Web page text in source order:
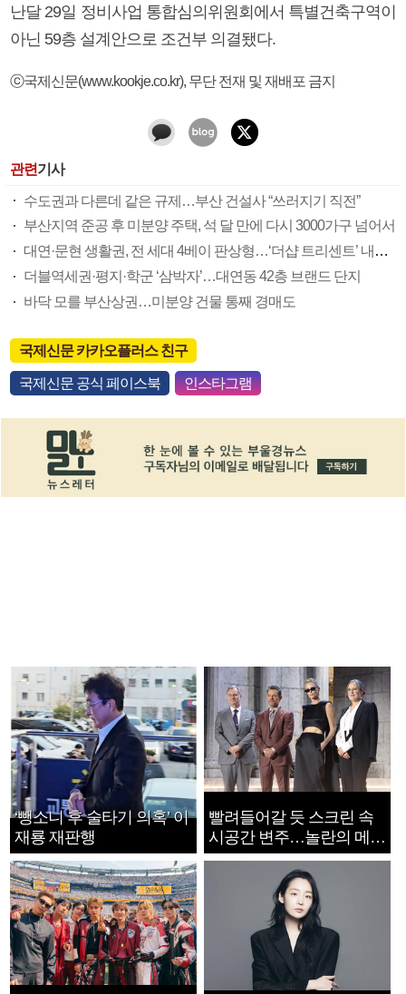
난달 29일 정비사업 통합심의위원회에서 특별건축구역이
아닌 59층 설계안으로 조건부 의결됐다.
ⓒ국제신문(www.kookje.co.kr), 무단 전재 및 재배포 금지
관련기사
수도권과 다른데 같은 규제…부산 건설사 “쓰러지기 직전”
부산지역 준공 후 미분양 주택, 석 달 만에 다시 3000가구 넘어서
대연·문현 생활권, 전 세대 4베이 판상형…‘더샵 트리센트’ 내달 분양
더블역세권·평지·학군 ‘삼박자’…대연동 42층 브랜드 단지
바닥 모를 부산상권…미분양 건물 통째 경매도
국제신문 카카오플러스 친구
국제신문 공식 페이스북 인스타그램
‘뺑소니 후 술타기 의혹’ 이
재룡 재판행
빨려들어갈 듯 스크린 속
시공간 변주…놀란의 메시
지는 ‘전쟁 속죄’